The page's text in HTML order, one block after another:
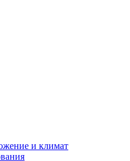
и климат